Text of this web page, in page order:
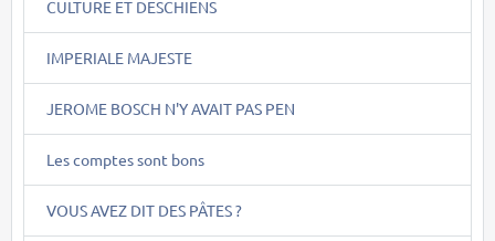
CULTURE ET DESCHIENS
IMPERIALE MAJESTE
JEROME BOSCH N'Y AVAIT PAS PEN
Les comptes sont bons
VOUS AVEZ DIT DES PÂTES ?